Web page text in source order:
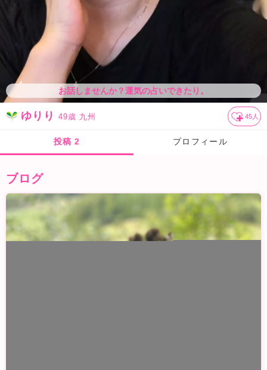
お話しませんか？運気の占いできたり。
ゆりり 49歳 九州 45 人
投稿 2 プロフィール
ブログ